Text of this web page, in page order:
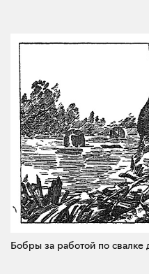
Бобры за работой по свалке